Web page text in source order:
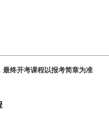
终开考课程以报考简章为准